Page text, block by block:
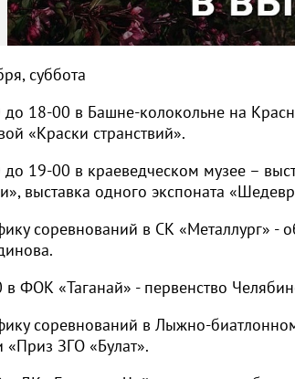
суббота
до 18-00 в Башне-колокольне на
«Краски странствий».
до 19-00 в краеведческом музее –
выставка одного экспоната
соревнований в СК «Металлург» -
ФОК «Таганай» - первенство
соревнований в Лыжно-
«Приз ЗГО «Булат».